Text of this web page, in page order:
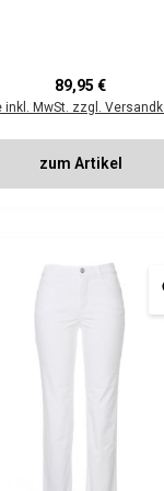
Regulärer Preis:
89,95 €
inkl. MwSt. zzgl.
zum Artikel